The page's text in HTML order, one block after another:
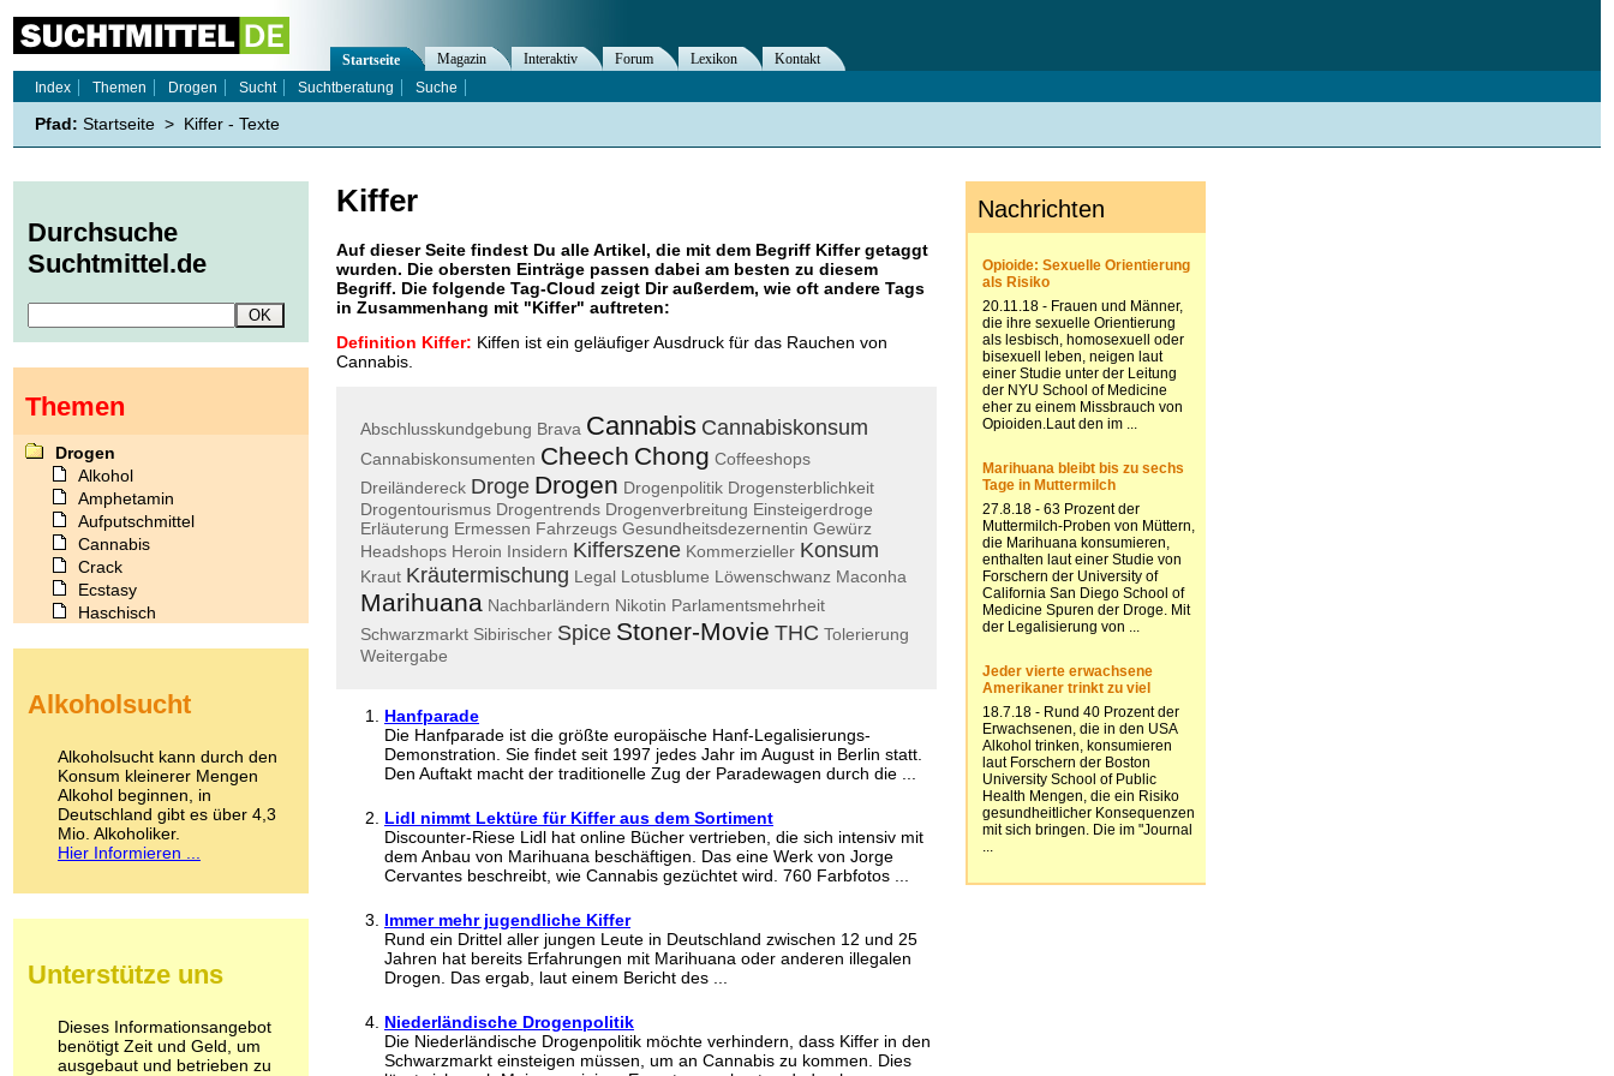
Kiffer
Auf dieser Seite findest Du alle Artikel, die mit dem Begriff Kiffergetaggt
wurden. Die obersten Einträge passen dabei am besten zu diesem
Begriff. Die folgende Tag-Cloud zeigt Dir außerdem, wie oft andere Tags
in Zusammenhang mit "Kiffer" auftreten:
Definition Kiffer: Kiffen ist ein geläufiger Ausdruck für das Rauchen von
Cannabis.
Abschlusskundgebung Brava Cannabis Cannabiskonsum
Cannabiskonsumenten Cheech Chong Coffeeshops
Dreiländereck Droge Drogen Drogenpolitik Drogensterblichkeit
Drogentourismus Drogentrends Drogenverbreitung Einsteigerdroge
Erläuterung Ermessen Fahrzeugs Gesundheitsdezernentin Gewürz
Headshops Heroin Insidern Kifferszene Kommerzieller Konsum
Kraut Kräutermischung Legal Lotusblume Löwenschwanz Maconha
Marihuana Nachbarländern Nikotin Parlamentsmehrheit
Schwarzmarkt Sibirischer Spice Stoner-Movie THC Tolerierung
Weitergabe
Hanfparade
Die Hanfparade ist die größte europäische Hanf-Legalisierungs-
Demonstration. Sie findet seit 1997 jedes Jahr im August in Berlin statt.
Den Auftakt macht der traditionelle Zug der Paradewagen durch die ...
Lidl nimmt Lektüre für Kiffer aus dem Sortiment
Discounter-Riese Lidl hat online Bücher vertrieben, die sich intensiv mit
dem Anbau von Marihuana beschäftigen. Das eine Werk von Jorge
Cervantes beschreibt, wie Cannabis gezüchtet wird. 760 Farbfotos ...
Immer mehr jugendliche Kiffer
Rund ein Drittel aller jungen Leute in Deutschland zwischen 12 und 25
Jahren hat bereits Erfahrungen mit Marihuana oder anderen illegalen
Drogen. Das ergab, laut einem Bericht des ...
Niederländische Drogenpolitik
Die Niederländische Drogenpolitik möchte verhindern, dass Kiffer in den
Schwarzmarkt einsteigen müssen, um an Cannabis zu kommen. Dies
Startseite Magazin Interaktiv Forum Lexikon
Kontakt
Index
Themen Drogen Sucht Suchtberatung Suche
Pfad: Startseite > Kiffer - Texte
Durchsuche
Suchtmittel.de
Themen
Drogen
Alkohol
Amphetamin
Aufputschmittel
Cannabis
Crack
Ecstasy
Haschisch
Kokain
LSD
Marihuana
Medikamente
Meskalin
Metamphetamin
Methadon
Pilze
Psychopharmaka
Schlafmittel
Schmerzmittel
Alkoholsucht
Alkoholsucht kann durch den
Konsum kleinerer Mengen
Alkohol beginnen, in
Deutschland gibt es über 4,3
Mio. Alkoholiker.
Hier Informieren ...
Unterstütze uns
Dieses Informationsangebot
benötigt Zeit und Geld, um
ausgebaut und betrieben zu